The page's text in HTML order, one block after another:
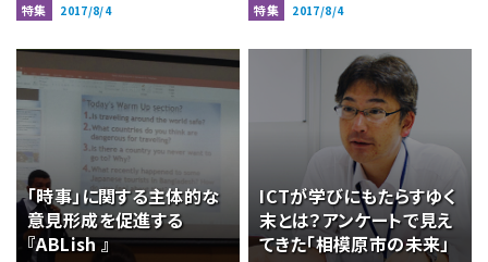
特集 2017/8/4 特集 2017/8/4
「時事」に関する主体的な
意見形成を促進する
『ABLish 』
ICTが学びにもたらすゆく
末とは？アンケートで見え
てきた「相模原市の未来」